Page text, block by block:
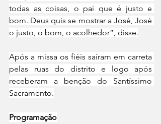
todas as coisas, o pai que é justo e
bom. Deus quis se mostrar a José, José
o justo, o bom, o acolhedor”, disse.
Após a missa os fiéis saíram em carreta
pelas ruas do distrito e logo após
receberam a benção do Santíssimo
Sacramento.
Programação